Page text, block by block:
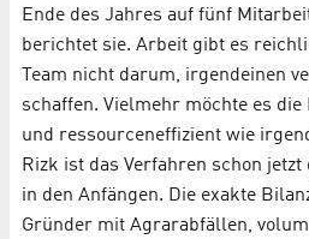
Ende des Jahres auf fünf
berichtet sie. Arbeit gibt es
Team nicht darum, irgendeinen
schaffen. Vielmehr möchte es
und ressourceneffizient wie
Rizk ist das Verfahren schon
in den Anfängen. Die exakte
Gründer mit Agrarabfällen,